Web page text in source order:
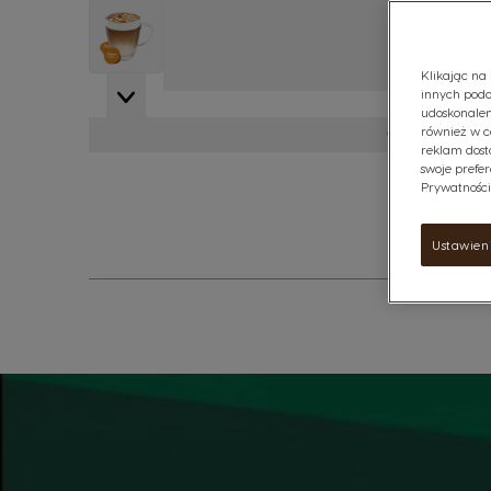
View larger image
Zobacz
Klikając na
innych
również w
reklam
swoje